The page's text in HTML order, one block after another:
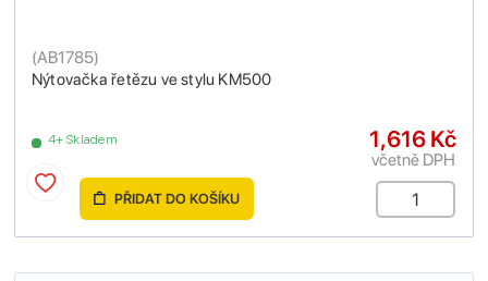
Nýtovačka řetězu ve stylu KM500
(AB1785)
4+ Skladem 1,616 Kč
včetně DPH
PŘIDAT DO KOŠÍKU